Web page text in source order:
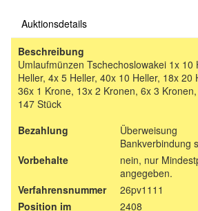
Auktionsdetails
Beschreibung
Umlaufmünzen Tschechoslowakei 1x 10
Heller, 4x 5 Heller, 40x 10 Heller, 18x 20
36x 1 Krone, 13x 2 Kronen, 6x 3
147 Stück
Bezahlung
Überweisung
Bankverbindung
Vorbehalte
nein, nur
angegeben.
Verfahrensnummer
26pv1111
Position im
2408